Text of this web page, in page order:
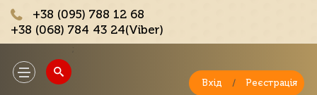
+38 (095) 788 12 68
+38 (068) 784 43 24(Viber)
Toggle
navigation
Вхід / Реєстрація